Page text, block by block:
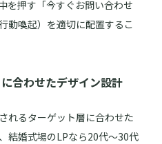
を押す「今すぐお問い合わせ
動喚起）を適切に配置するこ
合わせたデザイン設計
れるターゲット層に合わせた
結婚式場のLPなら20代～30代